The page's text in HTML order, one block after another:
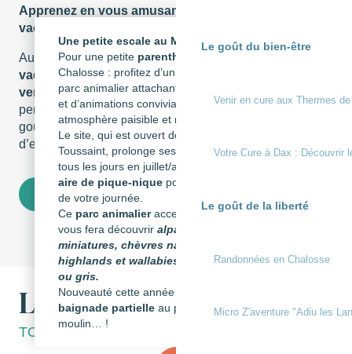
Le goût du bien-être
Venir en cure aux Thermes
Votre Cure à Dax : Découvrir
Le goût de la liberté
Randonnées en Chalosse
Micro Z'aventure "Adiu les
Apprenez en vous amusant : ateliers “Vive les
vacances” au Musée de la Chalosse
Au Musée de la Chalosse, à Montfort-en-Chalosse,
vacances prennent un parfum d’autrefois… mais
version fun !Les ateliers « Vive les vacances » sont
pensés pour les enfants curieux : on y fabrique, on y
goûte, on y joue… et les parents retrouvent leur âme
d’enfant. Du patrimoine, oui, mais jamais poussiéreux !
Découvrir le Musée
Le Moulin de Poyaller
TOURNE, TOURNE PETIT MOULIN
Une petite escale au Moulin de Poyaller?
Pour une petite parenthèse bucolique
Chalosse : profitez d’un moulin en activité, d’un
parc animalier attachant, de balades sur l’eau
et d’animations conviviales dans une
atmosphère paisible et rafraîchissante.
Le site, qui est ouvert de Pâques à la
Toussaint, prolonge ses horaires l’été et ouvre
tous les jours en juillet/août. Il y a même une
aire de pique-nique pour faire une pause lors
de votre journée.
Ce parc animalieraccessible en visite libre,
vous fera découvrir alpagas, ânes
miniatures, chèvres naines, vaches
highlands et wallabies de Bennett blancs
ou gris.
Nouveauté cette année : possibilité de
baignade partielle au pied de la chute du
moulin… !